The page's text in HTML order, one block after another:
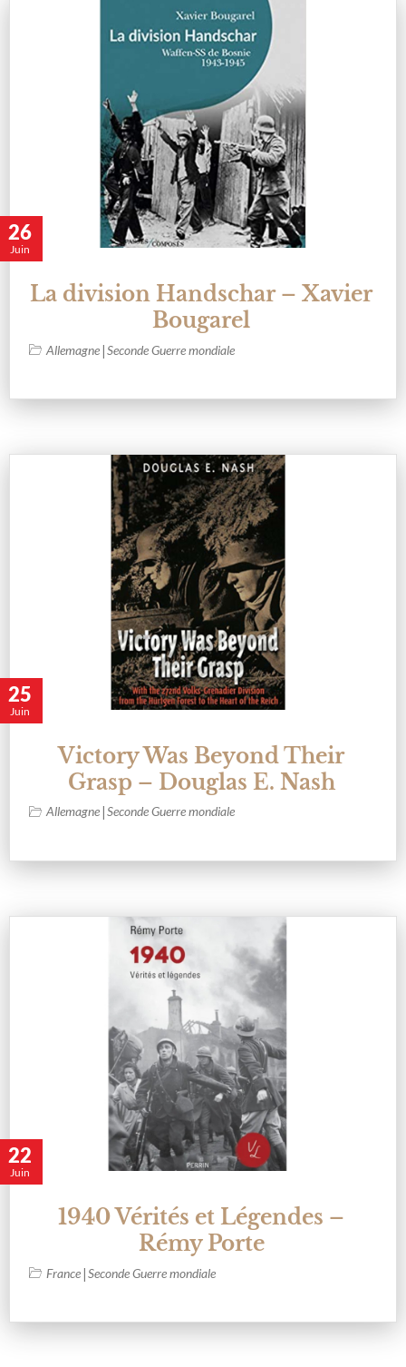
26
Juin
La division Handschar – Xavier
Bougarel
Allemagne|Seconde Guerre mondiale
25
Juin
Victory Was Beyond Their
Grasp – Douglas E. Nash
Allemagne|Seconde Guerre mondiale
22
Juin
1940 Vérités et Légendes –
Rémy Porte
France|Seconde Guerre mondiale